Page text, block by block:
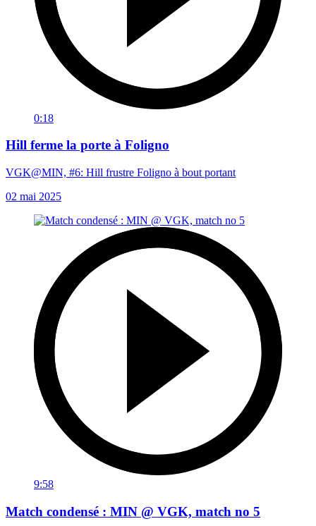
0:18
Hill ferme la porte à Foligno
VGK@MIN, #6: Hill frustre Foligno à bout portant
02 mai 2025
9:58
Match condensé : MIN @ VGK, match no 5